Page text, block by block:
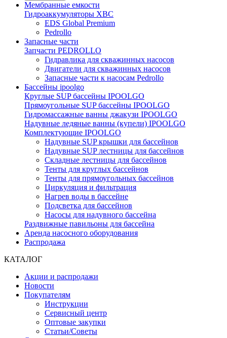
Мембранные емкости
Гидроаккумуляторы ХВС
EDS Global Premium
Pedrollo
Запасные части
Запчасти PEDROLLO
Гидравлика для скважинных насосов
Двигатели для скважинных насосов
Запасные части к насосам Pedrollo
Бассейны ipoolgo
Круглые SUP бассейны IPOOLGO
Прямоугольные SUP бассейны IPOOLGO
Гидромассажные ванны джакузи IPOOLGO
Надувные ледяные ванны (купели) IPOOLGO
Комплектующие IPOOLGO
Надувные SUP крышки для бассейнов
Надувные SUP лестницы для бассейнов
Складные лестницы для бассейнов
Тенты для круглых бассейнов
Тенты для прямоугольных бассейнов
Циркуляция и фильтрация
Нагрев воды в бассейне
Подсветка для бассейнов
Насосы для надувного бассейна
Раздвижные павильоны для бассейна
Аренда насосного оборудования
Распродажа
КАТАЛОГ
Акции и распродажи
Новости
Покупателям
Инструкции
Сервисный центр
Оптовые закупки
Статьи/Советы